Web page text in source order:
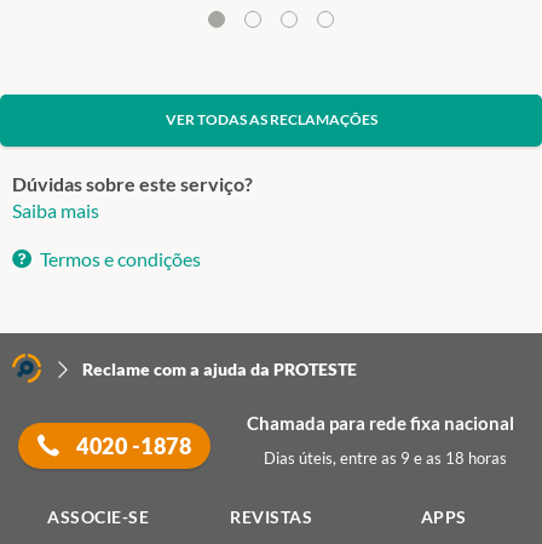
VER TODAS AS RECLAMAÇÕES
Dúvidas sobre este serviço?
Saiba mais
Termos e condições
Reclame com a ajuda da PROTESTE
4020 -1878
Chamada para rede fixa nacional
Dias úteis, entre as 9 e as 18 horas
ASSOCIE-SE REVISTAS APPS